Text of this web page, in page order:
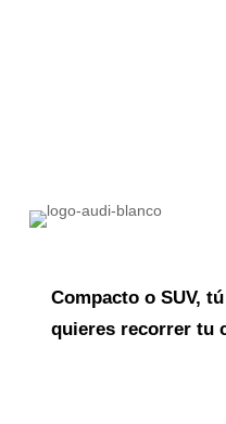
Compacto o SUV,
quieres recorrer tu